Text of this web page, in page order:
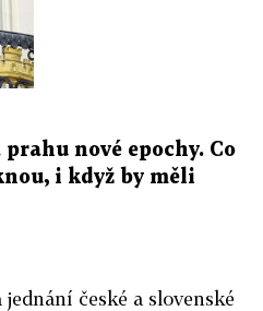
nové epochy. Co
i když by měli
české a slovenské